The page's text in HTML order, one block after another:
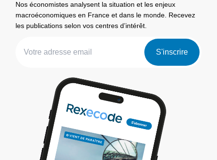
Nos économistes analysent la situation et les enjeux
macroéconomiques en France et dans le monde. Recevez
les publications selon vos centres d’intérêt.
S'inscrire